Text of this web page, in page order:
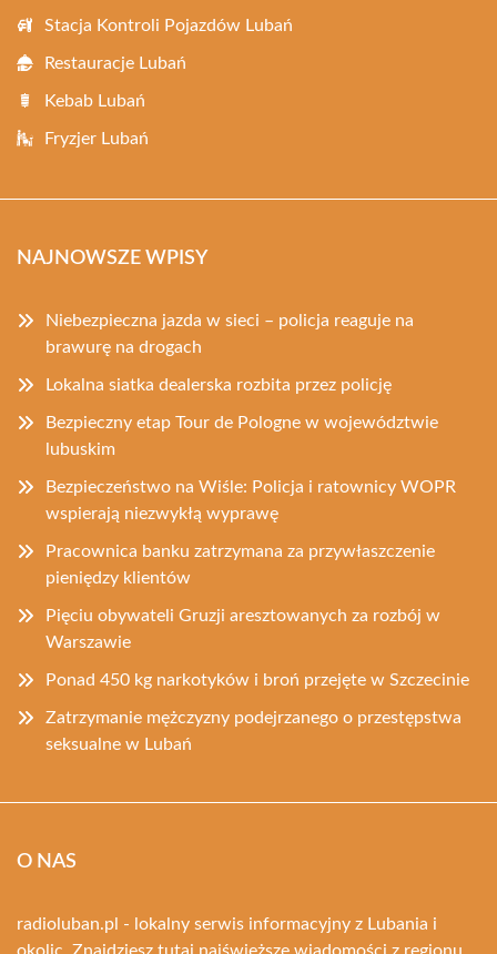
Stacja Kontroli Pojazdów Lubań
Restauracje Lubań
Kebab Lubań
Fryzjer Lubań
NAJNOWSZE WPISY
Niebezpieczna jazda w sieci – policja reaguje na
brawurę na drogach
Lokalna siatka dealerska rozbita przez policję
Bezpieczny etap Tour de Pologne w województwie
lubuskim
Bezpieczeństwo na Wiśle: Policja i ratownicy WOPR
wspierają niezwykłą wyprawę
Pracownica banku zatrzymana za przywłaszczenie
pieniędzy klientów
Pięciu obywateli Gruzji aresztowanych za rozbój w
Warszawie
Ponad 450 kg narkotyków i broń przejęte w Szczecinie
Zatrzymanie mężczyzny podejrzanego o przestępstwa
seksualne w Lubań
O NAS
radioluban.pl - lokalny serwis informacyjny z Lubania i